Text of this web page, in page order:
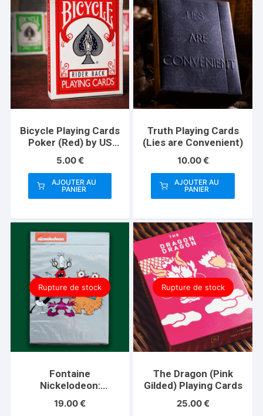
Bicycle Playing Cards
Poker (Red) by US
Playing Card Co
5.00€
AJOUTER AU
PANIER
Truth Playing Cards
(Lies are Convenient)
10.00€
AJOUTER AU
PANIER
Rupture de stock
Fontaine
Nickelodeon:
Monsters Playing
Cards
19.00€
Rupture de stock
The Dragon (Pink
Gilded) Playing Cards
25.00€